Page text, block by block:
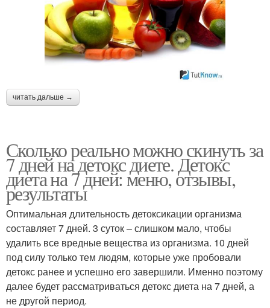
читать дальше →
Сколько реально можно скинуть за
7 дней на детокс диете. Детокс
диета на 7 дней: меню, отзывы,
результаты
Оптимальная длительность детоксикации организма
составляет 7 дней. 3 суток – слишком мало, чтобы
удалить все вредные вещества из организма. 10 дней
под силу только тем людям, которые уже пробовали
детокс ранее и успешно его завершили. Именно поэтому
далее будет рассматриваться детокс диета на 7 дней, а
не другой период.